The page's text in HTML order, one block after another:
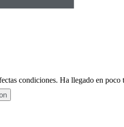
condiciones. Ha llegado en